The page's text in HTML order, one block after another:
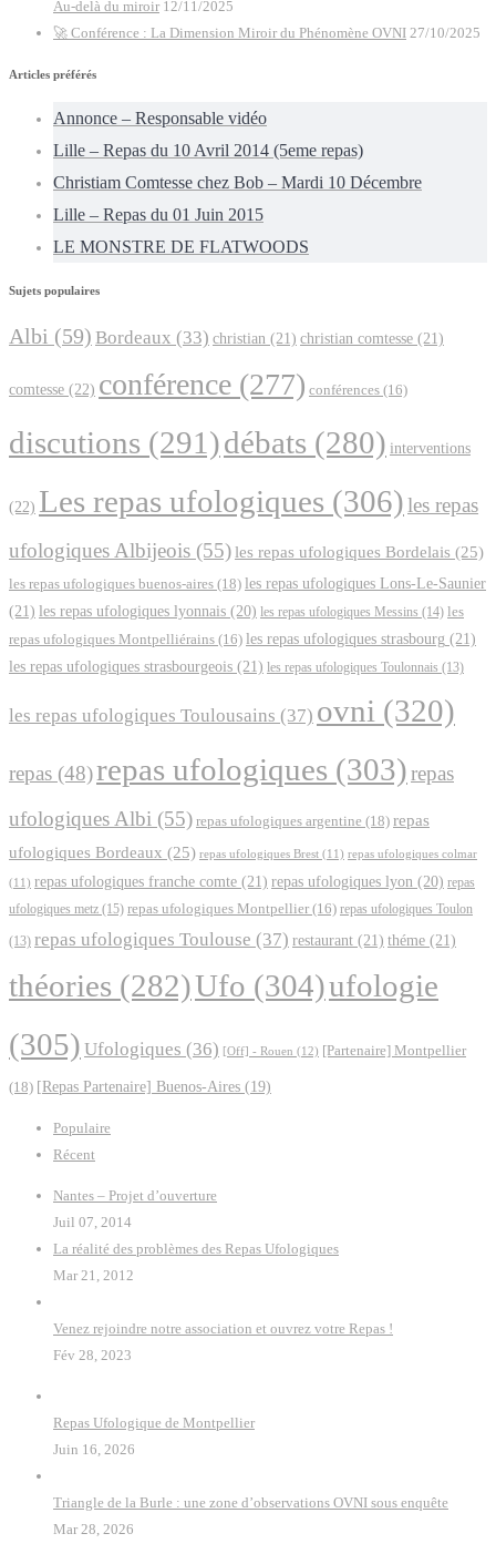
Au-delà du miroir 12/11/2025
🚀 Conférence : La Dimension Miroir du Phénomène OVNI 27/10/2025
Articles préférés
Annonce – Responsable vidéo
Lille – Repas du 10 Avril 2014 (5eme repas)
Christiam Comtesse chez Bob – Mardi 10 Décembre
Lille – Repas du 01 Juin 2015
LE MONSTRE DE FLATWOODS
Sujets populaires
Albi (59) Bordeaux (33) christian (21) christian comtesse (21)
comtesse (22) conférence (277) conférences (16)
discutions (291)débats (280) interventions
(22) Les repas ufologiques (306)les repas
ufologiques Albijeois (55)les repas ufologiques Bordelais (25)
les repas ufologiques buenos-aires (18) les repas ufologiques Lons-Le-Saunier
(21) les repas ufologiques lyonnais (20) les repas ufologiques Messins (14) les
repas ufologiques Montpelliérains (16) les repas ufologiques strasbourg (21)
les repas ufologiques strasbourgeois (21) les repas ufologiques Toulonnais (13)
les repas ufologiques Toulousains (37) ovni (320)
repas (48)repas ufologiques (303)repas
ufologiques Albi (55) repas ufologiques argentine (18) repas
ufologiques Bordeaux (25) repas ufologiques Brest (11) repas ufologiques colmar
(11) repas ufologiques franche comte (21) repas ufologiques lyon (20) repas
ufologiques metz (15) repas ufologiques Montpellier (16) repas ufologiques Toulon
(13) repas ufologiques Toulouse (37) restaurant (21) théme (21)
théories (282)Ufo (304)ufologie
(305) Ufologiques (36) [Off] - Rouen (12) [Partenaire] Montpellier
(18) [Repas Partenaire] Buenos-Aires (19)
Populaire
Récent
Nantes – Projet d’ouverture
Juil 07, 2014
La réalité des problèmes des Repas Ufologiques
Mar 21, 2012
Venez rejoindre notre association et ouvrez votre Repas !
Fév 28, 2023
Repas Ufologique de Montpellier
Juin 16, 2026
Triangle de la Burle : une zone d’observations OVNI sous enquête
Mar 28, 2026